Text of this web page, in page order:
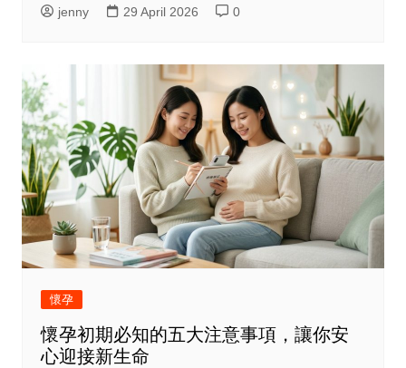
jenny 29 April 2026 0
懷孕
懷孕初期必知的五大注意事項，讓你安
心迎接新生命